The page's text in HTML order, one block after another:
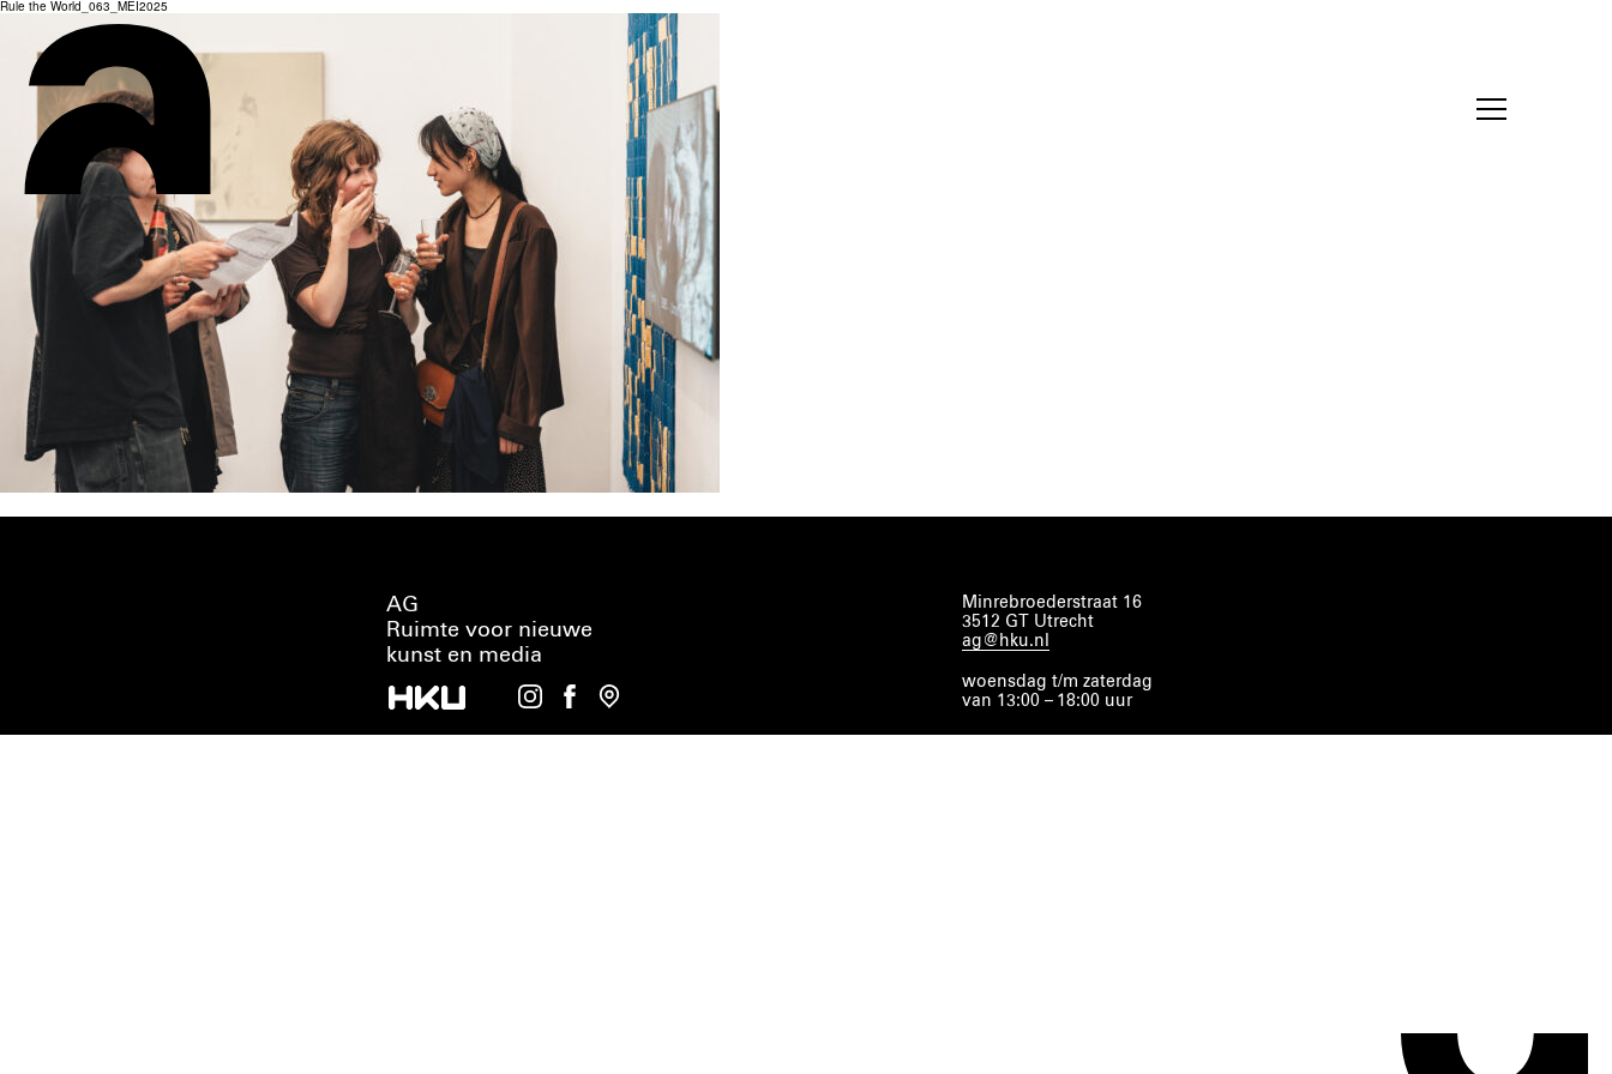
Rule the World_063_MEI2025
AG
Ruimte voor nieuwe
kunst en media
Minrebroederstraat 16
3512 GT Utrecht
ag@hku.nl
woensdag t/m zaterdag
van 13:00 – 18:00 uur